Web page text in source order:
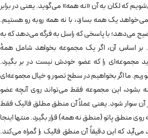
که لکان به آن «نه همه» می‌گوید. یعنی در برابر
یک همه بسازد، با نه همه روبه رو هستیم.
می‌دهد؛ با پاسخی که راسل به فرگه می‌دهد که به
اساس آن، اگر یک مجموعه بخواهد شامل همۀ
مجموعه‌ای را که عضو خودش نیست در بر بگیرد.
ما اگر بخواهیم در سطح تصور و خیال مجموعه‌ای
بشود، این مجموعه فقط می‌تواند روی آنچه عضو
آن سوار شود. یعنی عملاً آن منطق مطلق فالیک فقط
منطق پاتو (منطق نه همه) قرار بگیرد. منتها اینجا
که این دقیقاً آن منطق فالیک را گمراه می‌کند.